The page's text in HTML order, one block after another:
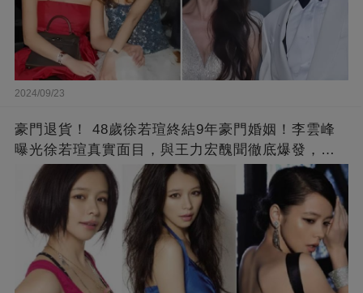
2024/09/23
豪門退貨！ 48歲徐若瑄終結9年豪門婚姻！李雲峰
曝光徐若瑄真實面目，與王力宏醜聞徹底爆發，原
來李靚蕾說的都是真的 ！